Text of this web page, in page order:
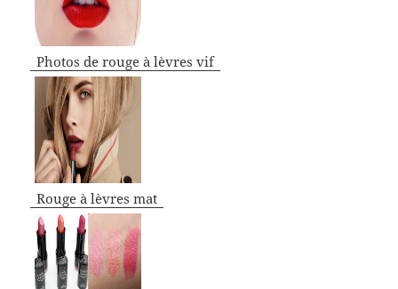
Photos de rouge à lèvres vif
Rouge à lèvres mat